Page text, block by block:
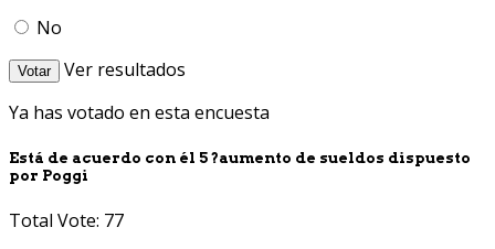
No
Votar
Ver resultados
Ya has votado en esta encuesta
Está de acuerdo con él 5 ?aumento de sueldos dispuesto
por Poggi
Total Vote: 77